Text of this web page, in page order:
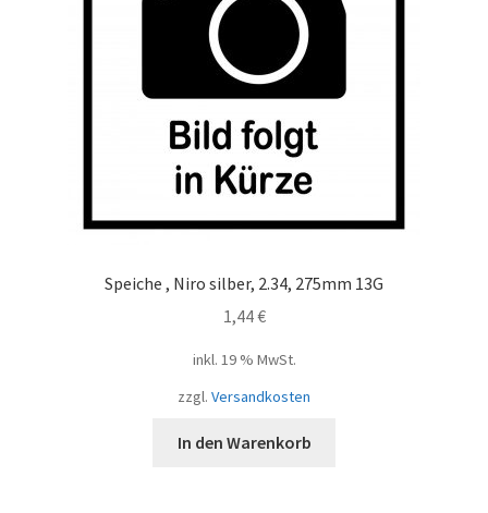
Speiche , Niro silber, 2.34, 275mm 13G
1,44€
inkl. 19 % MwSt.
zzgl. Versandkosten
In den Warenkorb